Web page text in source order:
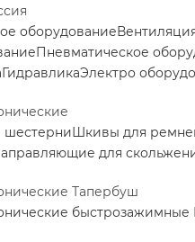
оборудование
Пневматическое
ГидравликаЭлектро
шестерниШкивы для
для
Тапербуш
быстрозажимные